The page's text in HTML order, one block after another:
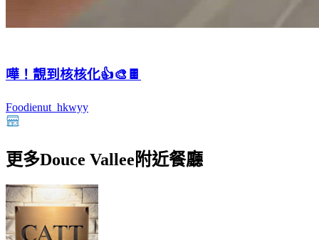
嘩！靚到核核化👍🎨🍫
Foodienut_hkwyy
更多Douce Vallee附近餐廳